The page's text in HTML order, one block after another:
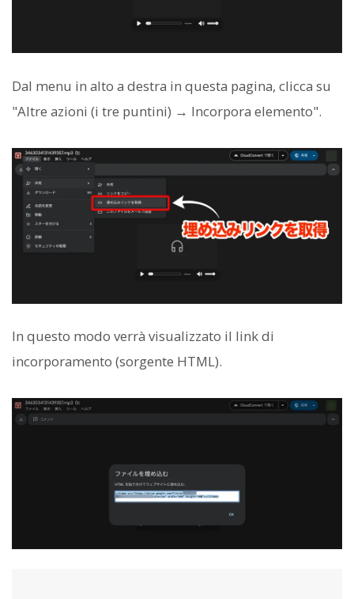
Dal menu in alto a destra in questa pagina, clicca su
"Altre azioni (i tre puntini) → Incorpora elemento".
In questo modo verrà visualizzato il link di
incorporamento (sorgente HTML).